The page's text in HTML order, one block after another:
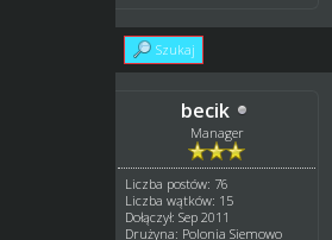
Szukaj
becik
Manager
Liczba postów: 76
Liczba wątków: 15
Dołączył: Sep 2011
Drużyna: Polonia Siemowo